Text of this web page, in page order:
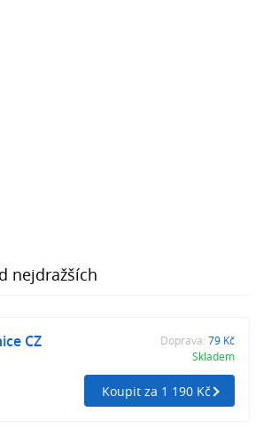
nejdražších
CZ
Doprava: 79 Kč
Skladem
Koupit za 1 190 Kč